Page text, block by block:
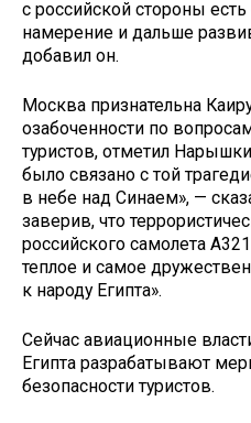
с российской стороны
намерение и дальше
добавил он.
Москва признательна
озабоченности по
туристов, отметил
было связано с той
в небе над Синаем», —
заверив, что
российского самолета
теплое и самое
к народу Египта».
Сейчас авиационные
Египта разрабатывают
безопасности туристов.